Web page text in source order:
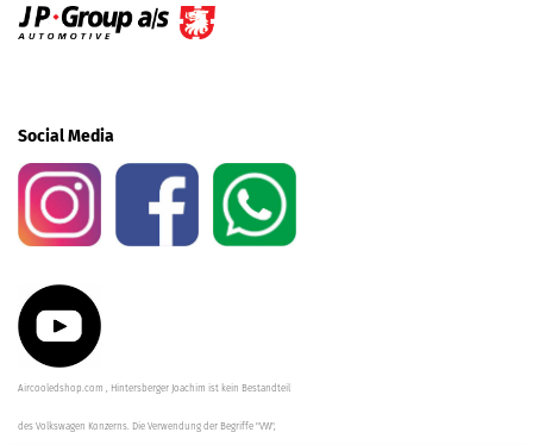
Social Media
Aircooledshop.com , Hintersberger Joachim ist kein Bestandteil
des Volkswagen Konzerns. Die Verwendung der Begriffe "VW",